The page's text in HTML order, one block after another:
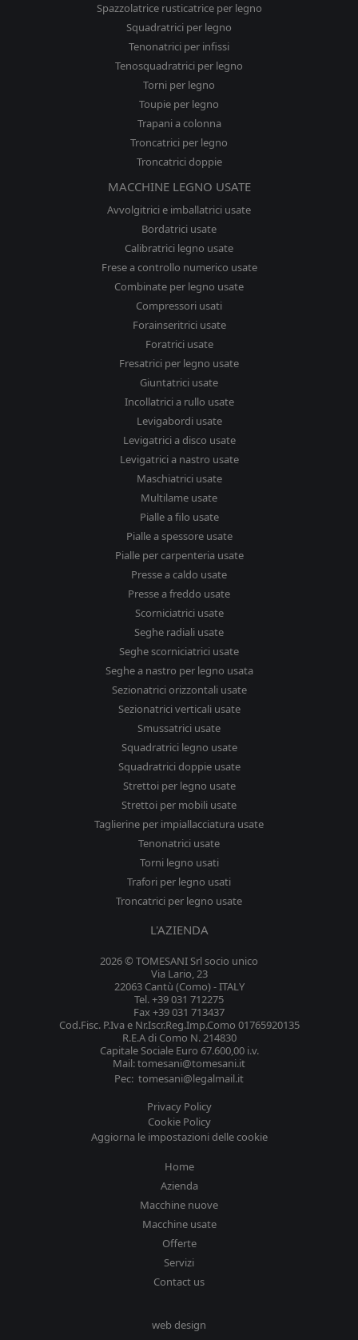
Spazzolatrice rusticatrice per legno
Squadratrici per legno
Tenonatrici per infissi
Tenosquadratrici per legno
Torni per legno
Toupie per legno
Trapani a colonna
Troncatrici per legno
Troncatrici doppie
MACCHINE LEGNO USATE
Avvolgitrici e imballatrici usate
Bordatrici usate
Calibratrici legno usate
Frese a controllo numerico usate
Combinate per legno usate
Compressori usati
Forainseritrici usate
Foratrici usate
Fresatrici per legno usate
Giuntatrici usate
Incollatrici a rullo usate
Levigabordi usate
Levigatrici a disco usate
Levigatrici a nastro usate
Maschiatrici usate
Multilame usate
Pialle a filo usate
Pialle a spessore usate
Pialle per carpenteria usate
Presse a caldo usate
Presse a freddo usate
Scorniciatrici usate
Seghe radiali usate
Seghe scorniciatrici usate
Seghe a nastro per legno usata
Sezionatrici orizzontali usate
Sezionatrici verticali usate
Smussatrici usate
Squadratrici legno usate
Squadratrici doppie usate
Strettoi per legno usate
Strettoi per mobili usate
Taglierine per impiallacciatura usate
Tenonatrici usate
Torni legno usati
Trafori per legno usati
Troncatrici per legno usate
L'AZIENDA
2026 © TOMESANI Srl socio unico
Via Lario, 23
22063 Cantù (Como) - ITALY
Tel. +39 031 712275
Fax +39 031 713437
Cod.Fisc. P.Iva e Nr.Iscr.Reg.Imp.Como 01765920135
R.E.A di Como N. 214830
Capitale Sociale Euro 67.600,00 i.v.
Mail: tomesani@tomesani.it
Pec: tomesani@legalmail.it
Privacy Policy
Cookie Policy
Aggiorna le impostazioni delle cookie
Home
Azienda
Macchine nuove
Macchine usate
Offerte
Servizi
Contact us
web design